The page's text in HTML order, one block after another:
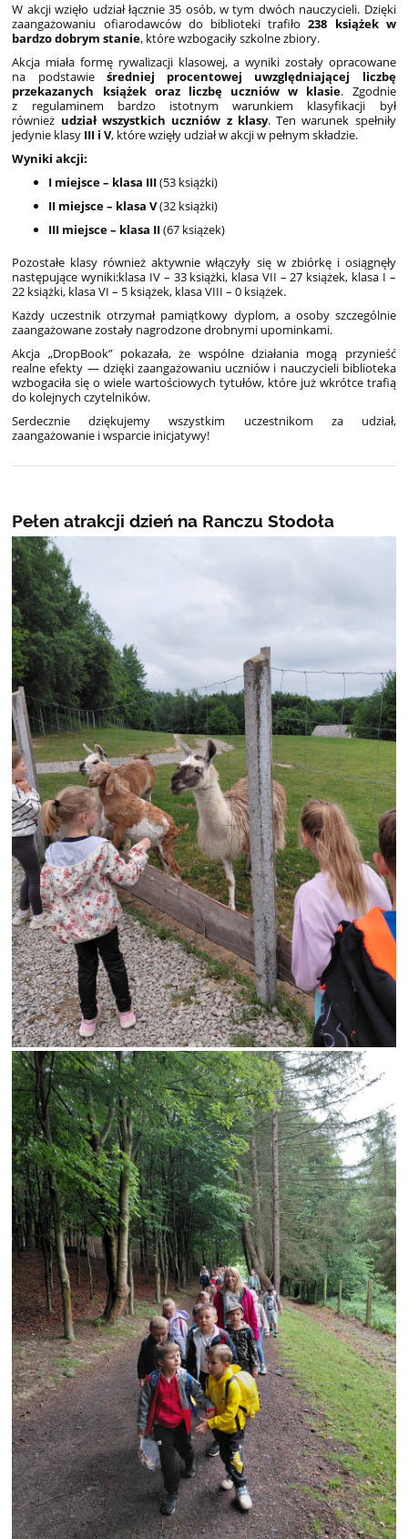
W akcji wzięło udział łącznie 35 osób, w tym dwóch nauczycieli. Dzięki
zaangażowaniu ofiarodawców do biblioteki trafiło 238 książek w
bardzo dobrym stanie, które wzbogaciły szkolne zbiory.
Akcja miała formę rywalizacji klasowej, a wyniki zostały opracowane
na podstawie
średniej procentowej uwzględniającej liczbę
przekazanych książek oraz liczbę uczniów w klasie. Zgodnie
z regulaminem bardzo istotnym warunkiem klasyfikacji był
również udział wszystkich uczniów z klasy. Ten warunek spełniły
jedynie klasy III i V, które wzięły udział w akcji w pełnym składzie.
Wyniki akcji:
I miejsce – klasa III(53 książki)
II miejsce – klasa V(32 książki)
III miejsce – klasa II(67 książek)
Pozostałe klasy również aktywnie włączyły się w zbiórkę i osiągnęły
następujące wyniki:klasa IV – 33 książki, klasa VII – 27 książek, klasa I –
22 książki, klasa VI – 5 książek, klasa VIII – 0 książek.
Każdy uczestnik otrzymał pamiątkowy dyplom, a osoby szczególnie
zaangażowane zostały nagrodzone drobnymi upominkami.
Akcja „DropBook” pokazała, że wspólne działania mogą przynieść
realne efekty — dzięki zaangażowaniu uczniów i nauczycieli biblioteka
wzbogaciła się o wiele wartościowych tytułów, które już wkrótce trafią
do kolejnych czytelników.
Serdecznie dziękujemy wszystkim uczestnikom za udział,
zaangażowanie i wsparcie inicjatywy!
Pełen atrakcji dzień na Ranczu Stodoła